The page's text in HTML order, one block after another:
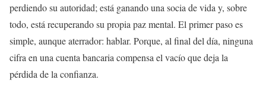
perdiendo su autoridad; está ganando una socia de vida y, sobre
todo, está recuperando su propia paz mental. El primer paso es
simple, aunque aterrador: hablar. Porque, al final del día, ninguna
cifra en una cuenta bancaria compensa el vacío que deja la
pérdida de la confianza.